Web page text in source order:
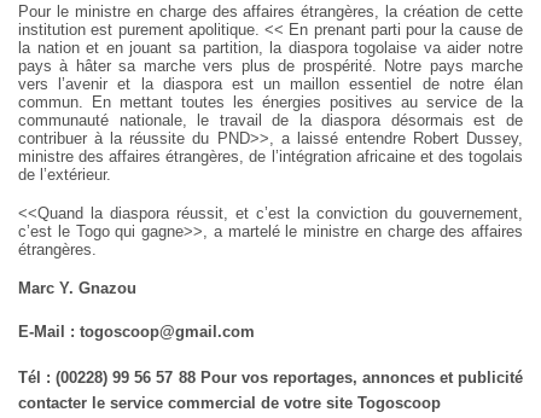
Pour le ministre en charge des affaires étrangères, la création de cette
institution est purement apolitique. << En prenant parti pour la cause de
la nation et en jouant sa partition, la diaspora togolaise va aider notre
pays à hâter sa marche vers plus de prospérité. Notre pays marche
vers l’avenir et la diaspora est un maillon essentiel de notre élan
commun. En mettant toutes les énergies positives au service de la
communauté nationale, le travail de la diaspora désormais est de
contribuer à la réussite du PND>>, a laissé entendre Robert Dussey,
ministre des affaires étrangères, de l’intégration africaine et des togolais
de l’extérieur.
<<Quand la diaspora réussit, et c’est la conviction du gouvernement,
c’est le Togo qui gagne>>, a martelé le ministre en charge des affaires
étrangères.
Marc Y. Gnazou
E-Mail : togoscoop@gmail.com
Tél : (00228) 99 56 57 88 Pour vos reportages, annonces et publicité
contacter le service commercial de votre site Togoscoop